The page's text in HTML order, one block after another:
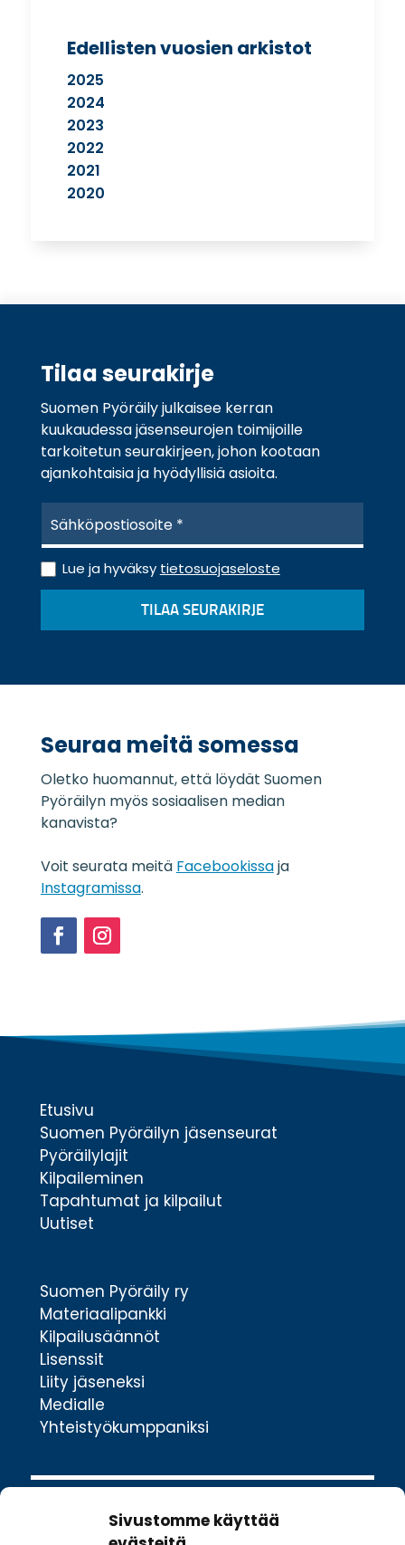
Sivustomme käyttää
Edellisten vuosien arkistot
2025
2024
2023
2022
2021
2020
Tilaa seurakirje
Suomen Pyöräily julkaisee kerran
kuukaudessa jäsenseurojen toimijoille
tarkoitetun seurakirjeen, johon kootaan
ajankohtaisia ja hyödyllisiä asioita.
h
k
ö
s
*
T
i
o
o
s
l
o
s
*
Lue ja hyväksy tietosuojaseloste
TILAA SEURAKIRJE
Seuraa meitä somessa
Oletko huomannut, että löydät Suomen
Pyöräilyn myös sosiaalisen median
kanavista?
Voit seurata meitä Facebookissaja
Instagramissa.
Etusivu
Suomen Pyöräilyn jäsenseurat
Pyöräilylajit
Kilpaileminen
Tapahtumat ja kilpailut
Uutiset
Suomen Pyöräily ry
Materiaalipankki
Kilpailusäännöt
Lisenssit
Liity jäseneksi
Medialle
Yhteistyökumppaniksi